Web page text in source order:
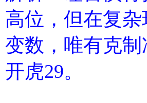
高位，但在复
变数，唯有克
开虎29。